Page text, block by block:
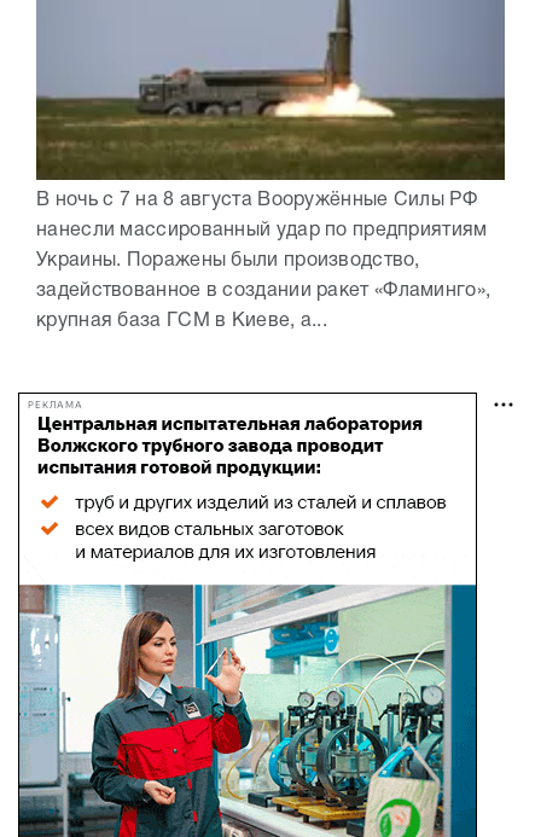
В ночь с 7 на 8 августа Вооружённые Силы РФ
нанесли массированный удар по предприятиям
Украины. Поражены были производство,
задействованное в создании ракет «Фламинго»,
крупная база ГСМ в Киеве, а...
РЕКЛАМА